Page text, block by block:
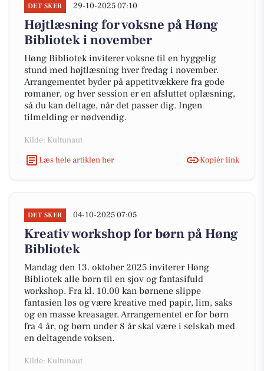
DET SKER 29-10-2025 07:10
Højtlæsning for voksne på Høng
Bibliotek i november
Høng Bibliotek inviterer voksne til en hyggelig
stund med højtlæsning hver fredag i november.
Arrangementet byder på appetitvækkere fra gode
romaner, og hver session er en afsluttet oplæsning,
så du kan deltage, når det passer dig. Ingen
tilmelding er nødvendig.
Kilde: Kultunaut
Læs hele artiklen her
Kopiér link
DET SKER 04-10-2025 07:05
Kreativ workshop for børn på Høng
Bibliotek
Mandag den 13. oktober 2025 inviterer Høng
Bibliotek alle børn til en sjov og fantasifuld
workshop. Fra kl. 10.00 kan børnene slippe
fantasien løs og være kreative med papir, lim, saks
og en masse kreasager. Arrangementet er for børn
fra 4 år, og børn under 8 år skal være i selskab med
en deltagende voksen.
Kilde: Kultunaut